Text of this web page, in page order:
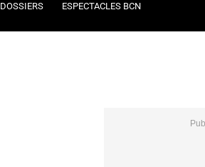
DOSSIERS ESPECTACLES BCN